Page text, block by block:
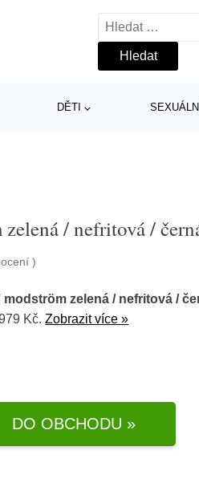
Vyhledávání
DĚTI
/ nefritová /
)
modström zelená / nefritová /
Kč.Zobrazit více »
DO OBCHODU »